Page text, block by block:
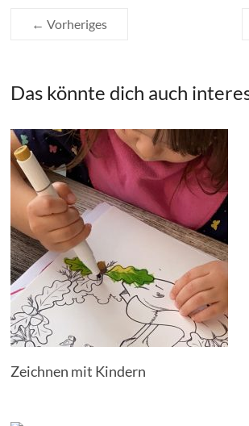
← Vorheriges
Das könnte dich auch
Zeichnen mit Kindern